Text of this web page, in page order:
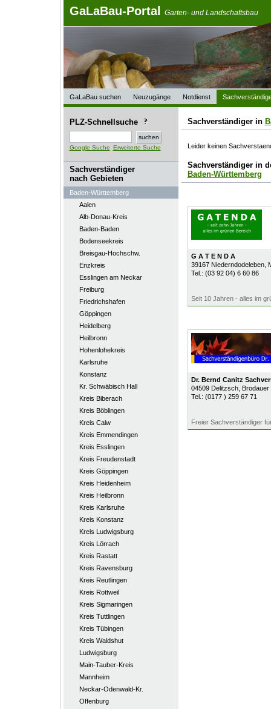
GaLaBau-Portal Garten- und Landschaftsbau
GaLaBau suchen Neuzugänge Notdienst
PLZ-Schnellsuche
Google Suche Erweiterte Suche
Sachverständiger
nach Gebieten
Baden-Württemberg
Aalen
Alb-Donau-Kreis
Baden-Baden
Bodenseekreis
Breisgau-Hochschw.
Enzkreis
Esslingen am Neckar
Freiburg
Friedrichshafen
Göppingen
Heidelberg
Heilbronn
Hohenlohekreis
Karlsruhe
Konstanz
Kr. Schwäbisch Hall
Kreis Biberach
Kreis Böblingen
Kreis Calw
Kreis Emmendingen
Kreis Esslingen
Kreis Freudenstadt
Kreis Göppingen
Kreis Heidenheim
Kreis Heilbronn
Kreis Karlsruhe
Kreis Konstanz
Kreis Ludwigsburg
Kreis Lörrach
Kreis Rastatt
Kreis Ravensburg
Kreis Reutlingen
Kreis Rottweil
Kreis Sigmaringen
Kreis Tuttlingen
Kreis Tübingen
Kreis Waldshut
Ludwigsburg
Main-Tauber-Kreis
Mannheim
Neckar-Odenwald-Kr.
Offenburg
Sachverständiger in
Leider keinen
Sachverständiger in
Baden-Württemberg
G A T E N D A
39167 Niederndodeleben,
Tel.: (03 92 04) 6 60 86
Seit 10 Jahren - alles im
Dr. Bernd Canitz
04509 Delitzsch, Brodauer
Tel.: (0177 ) 259 67 71
Freier Sachverständiger